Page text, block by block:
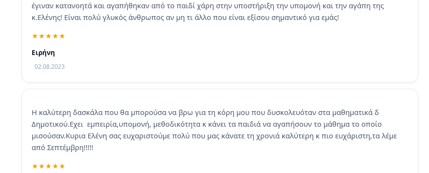
έγιναν κατανοητά και αγαπήθηκαν από το παιδί χάρη στην υποστήριξη την υπομονή και την αγάπη της
κ.Ελένης! Είναι πολύ γλυκός άνθρωπος αν μη τι άλλο που είναι εξίσου σημαντικό για εμάς!
Ειρήνη
02.08.2023
Η καλύτερη δασκάλα που θα μπορούσα να βρω για τη κόρη μου που δυσκολευόταν στα μαθηματικά δ
Δημοτικού.Εχει εμπειρία,υπομονή, μεθοδικότητα κ κάνει τα παιδιά να αγαπήσουν το μάθημα το οποίο
μισούσαν.Κυρια Ελένη σας ευχαριστούμε πολύ που μας κάνατε τη χρονιά καλύτερη κ πιο ευχάριστη,τα λέμε
από Σεπτέμβρη!!!!!